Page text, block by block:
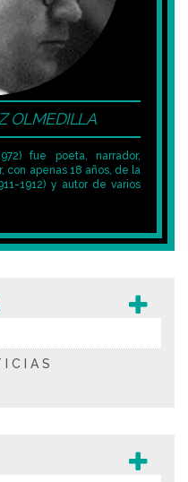
OLMEDILLA
fue poeta, narrador,
con apenas 18 años, de la
1912) y autor de varios